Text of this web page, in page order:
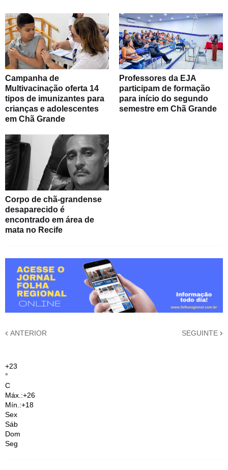
Campanha de
Multivacinação oferta 14
tipos de imunizantes para
crianças e adolescentes
em Chã Grande
Professores da EJA
participam de formação
para início do segundo
semestre em Chã Grande
Corpo de chã-grandense
desaparecido é
encontrado em área de
mata no Recife
ANTERIOR SEGUINTE
+23
°
C
Máx.:+26
Mín.:+18
Sex
Sáb
Dom
Seg